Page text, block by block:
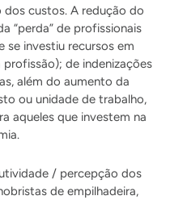
custos. A redução do
“perda” de profissionais
se investiu recursos em
de indenizações
além do aumento da
ou unidade de trabalho,
aqueles que investem na
/ percepção dos
de empilhadeira,